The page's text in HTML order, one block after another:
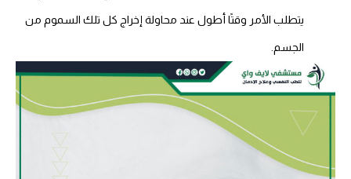
يتطلب الأمر وقتًا أطول عند محاولة إخراج كل تلك السموم من
الجسم.